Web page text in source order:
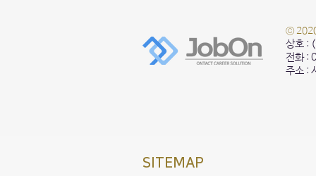
© 2020
상호 :
전화 :
주소 :
SITEMAP